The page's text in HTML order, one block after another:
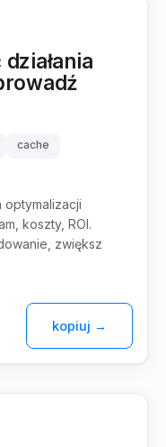
cache
optymalizacji
koszty, ROI.
zwiększ
kopiuj →